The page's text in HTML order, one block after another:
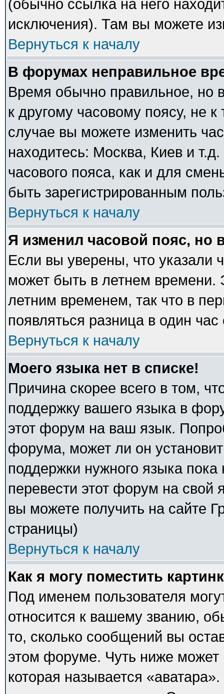
(обычно ссылка на него
исключения). Там вы можете
Вернуться к началу
В форумах неправильное
Время обычно правильное, но
к другому часовому поясу, не
случае вы можете изменить
находитесь: Москва, Киев и
часового пояса, как и для
быть зарегистрированным
Вернуться к началу
Я изменил часовой пояс, но
Если вы уверены, что указали
может быть в летнем времени.
летним временем, так что в
появляться разница в один
Вернуться к началу
Моего языка нет в списке!
Причина скорее всего в том,
поддержку вашего языка в
этот форум на ваш язык.
форума, может ли он
поддержки нужного языка
перевести этот форум на
вы можете получить на сайте
страницы)
Вернуться к началу
Как я могу поместить
Под именем пользователя
относится к вашему званию,
то, сколько сообщений вы
этом форуме. Чуть ниже может
которая называется